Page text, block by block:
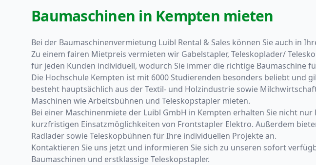
Baumaschinen in Kempten mieten
Bei der Baumaschinenvermietung Luibl Rental & Sales können Sie auch in
Zu einem fairen Mietpreis vermieten wir Gabelstapler, Teleskoplader/
für jeden Kunden individuell, wodurch Sie immer die richtige Baumaschine
Die Hochschule Kempten ist mit 6000 Studierenden besonders beliebt und
besteht hauptsächlich aus der Textil- und Holzindustrie sowie
Maschinen wie Arbeitsbühnen und Teleskopstapler mieten.
Bei einer Maschinenmiete der Luibl GmbH in Kempten erhalten Sie nicht
kurzfristigen Einsatzmöglichkeiten von Frontstapler Elektro. Außerdem
Radlader sowie Teleskopbühnen für Ihre individuellen Projekte an.
Kontaktieren Sie uns jetzt und informieren Sie sich zu unseren sofort
Baumaschinen und erstklassige Teleskopstapler.